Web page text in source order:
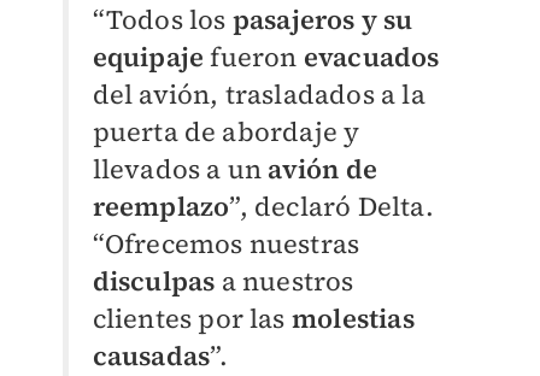
“Todos los pasajeros y su
equipaje fueron evacuados
del avión, trasladados a la
puerta de abordaje y
llevados a un avión de
reemplazo”, declaró Delta.
“Ofrecemos nuestras
disculpas a nuestros
clientes por las molestias
causadas”.